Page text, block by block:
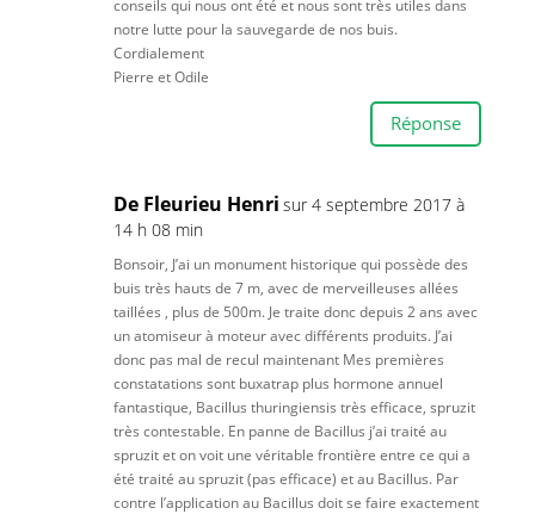
conseils qui nous ont été et nous sont très utiles dans
notre lutte pour la sauvegarde de nos buis.
Cordialement
Pierre et Odile
Réponse
De Fleurieu Henri sur 4 septembre 2017 à
14 h 08 min
Bonsoir, J’ai un monument historique qui possède des
buis très hauts de 7 m, avec de merveilleuses allées
taillées , plus de 500m. Je traite donc depuis 2 ans avec
un atomiseur à moteur avec différents produits. J’ai
donc pas mal de recul maintenant Mes premières
constatations sont buxatrap plus hormone annuel
fantastique, Bacillus thuringiensis très efficace, spruzit
très contestable. En panne de Bacillus j’ai traité au
spruzit et on voit une véritable frontière entre ce qui a
été traité au spruzit (pas efficace) et au Bacillus. Par
contre l’application au Bacillus doit se faire exactement